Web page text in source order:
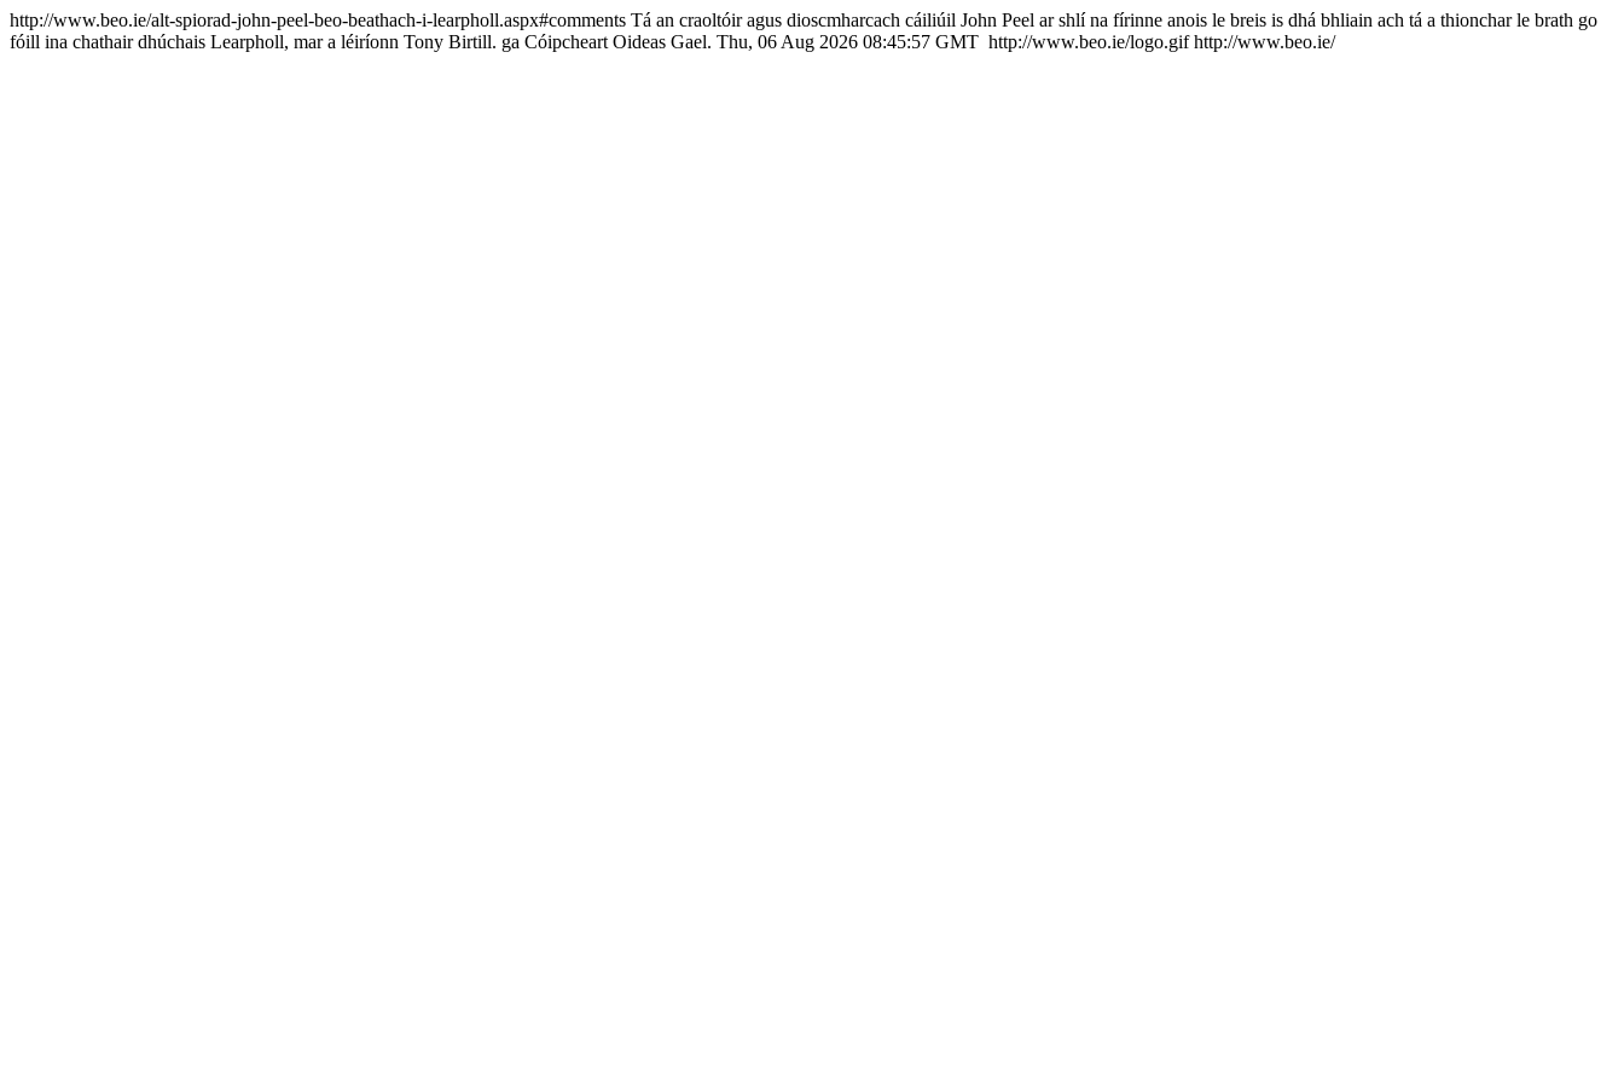
http://www.beo.ie/alt-spiorad-john-peel-beo-beathach-i-learpholl.aspx#comments Tá an craoltóir agus dioscmharcach cáiliúil John Peel ar shlí na fírinne anois le breis is dhá bhliain ach tá a thionchar le brath go
fóill ina chathair dhúchais Learpholl, mar a léiríonn Tony Birtill. ga Cóipcheart Oideas Gael. Thu, 06 Aug 2026 08:45:57 GMT http://www.beo.ie/logo.gif http://www.beo.ie/